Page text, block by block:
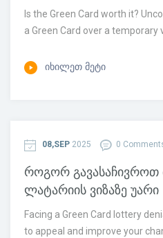
Is the Green Card worth it?
a Green Card over a temporary
ᲘᲮᲘᲚᲔᲗ ᲛᲔᲢᲘ
08,SEP 2025 0
როგორ გავასაჩივროთ
ლატარიის ვიზაზე უარი
Facing a Green Card lottery
to appeal and improve your